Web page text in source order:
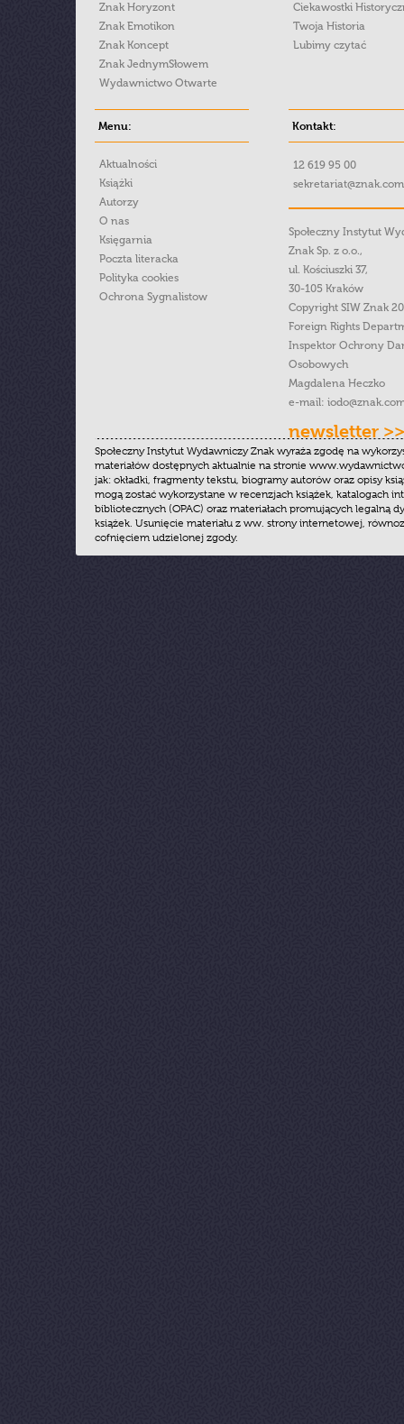
Znak Horyzont
Znak Emotikon
Znak Koncept
Znak JednymSłowem
Wydawnictwo Otwarte
Ciekawostki
Twoja Historia
Lubimy czytać
Menu:
Aktualności
Książki
Autorzy
O nas
Księgarnia
Poczta literacka
Polityka cookies
Ochrona Sygnalistow
Kontakt:
12 619 95 00
Społeczny Instytut
Znak Sp. z o.o.,
ul. Kościuszki 37,
30-105 Kraków
Copyright SIW Znak
Foreign Rights
Inspektor Ochrony
Osobowych
Magdalena Heczko
e-mail:
newsletter >>
Społeczny Instytut Wydawniczy Znak wyraża zgodę na
materiałów dostępnych aktualnie na stronie
jak: okładki, fragmenty tekstu, biogramy autorów oraz opisy
mogą zostać wykorzystane w recenzjach książek, katalogach
bibliotecznych (OPAC) oraz materiałach promujących legalną
książek. Usunięcie materiału z ww. strony internetowej,
cofnięciem udzielonej zgody.